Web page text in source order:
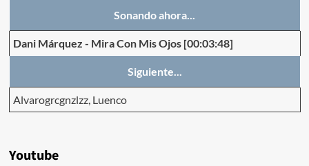
Sonando ahora...
Dani Márquez - Mira Con Mis Ojos [00:03:48]
Siguiente...
Alvarogrcgnzlzz, Luenco
Youtube